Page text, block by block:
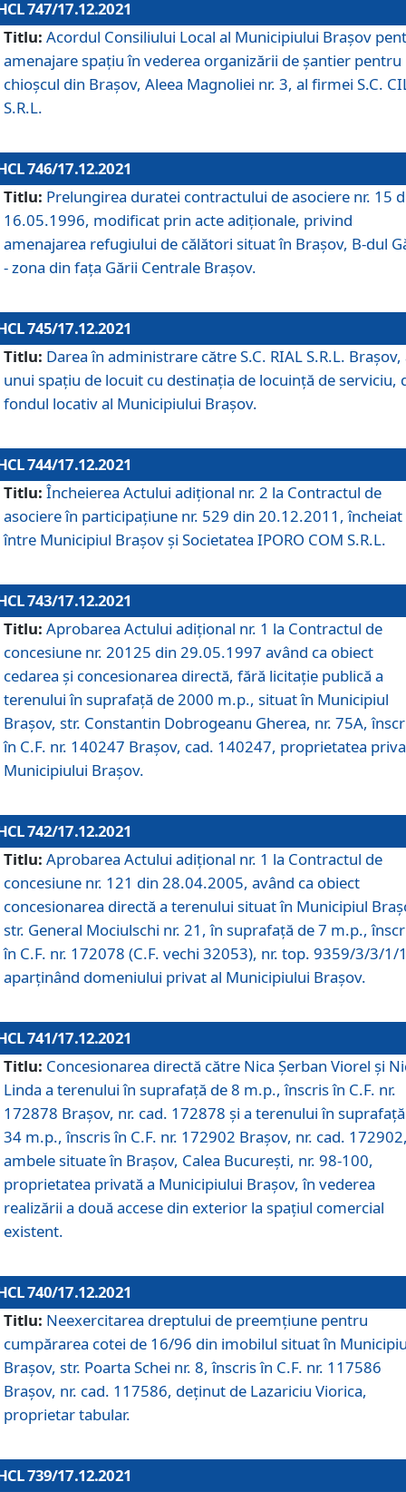
747/17.12.2021
Titlu: Acordul Consiliului Local al Municipiului Braşov
amenajare spațiu în vederea organizării de șantier pentru
chioșcul din Brașov, Aleea Magnoliei nr. 3, al firmei S.C.
S.R.L.
746/17.12.2021
Titlu: Prelungirea duratei contractului de asociere nr. 15
16.05.1996, modificat prin acte adiționale, privind
amenajarea refugiului de călători situat în Brașov, B-dul
- zona din faţa Gării Centrale Brașov.
745/17.12.2021
Titlu: Darea în administrare către S.C. RIAL S.R.L. Brașov,
unui spațiu de locuit cu destinația de locuință de serviciu,
fondul locativ al Municipiului Brașov.
744/17.12.2021
Titlu: Încheierea Actului adițional nr. 2 la Contractul de
asociere în participațiune nr. 529 din 20.12.2011, încheiat
între Municipiul Brașov și Societatea IPORO COM S.R.L.
743/17.12.2021
Titlu: Aprobarea Actului adiţional nr. 1 la Contractul de
concesiune nr. 20125 din 29.05.1997 având ca obiect
cedarea și concesionarea directă, fără licitație publică a
terenului în suprafață de 2000 m.p., situat în Municipiul
Brașov, str. Constantin Dobrogeanu Gherea, nr. 75A,
în C.F. nr. 140247 Brașov, cad. 140247, proprietatea
Municipiului Brașov.
742/17.12.2021
Titlu: Aprobarea Actului adiţional nr. 1 la Contractul de
concesiune nr. 121 din 28.04.2005, având ca obiect
concesionarea directă a terenului situat în Municipiul
str. General Mociulschi nr. 21, în suprafață de 7 m.p.,
în C.F. nr. 172078 (C.F. vechi 32053), nr. top. 9359/3/3/1/
aparținând domeniului privat al Municipiului Brașov.
741/17.12.2021
Titlu: Concesionarea directă către Nica Șerban Viorel și
Linda a terenului în suprafață de 8 m.p., înscris în C.F. nr.
172878 Brașov, nr. cad. 172878 și a terenului în
34 m.p., înscris în C.F. nr. 172902 Brașov, nr. cad.
ambele situate în Brașov, Calea București, nr. 98-100,
proprietatea privată a Municipiului Brașov, în vederea
realizării a două accese din exterior la spațiul comercial
existent.
740/17.12.2021
Titlu: Neexercitarea dreptului de preemţiune pentru
cumpărarea cotei de 16/96 din imobilul situat în
Braşov, str. Poarta Schei nr. 8, înscris în C.F. nr. 117586
Brașov, nr. cad. 117586, deținut de Lazariciu Viorica,
proprietar tabular.
739/17.12.2021